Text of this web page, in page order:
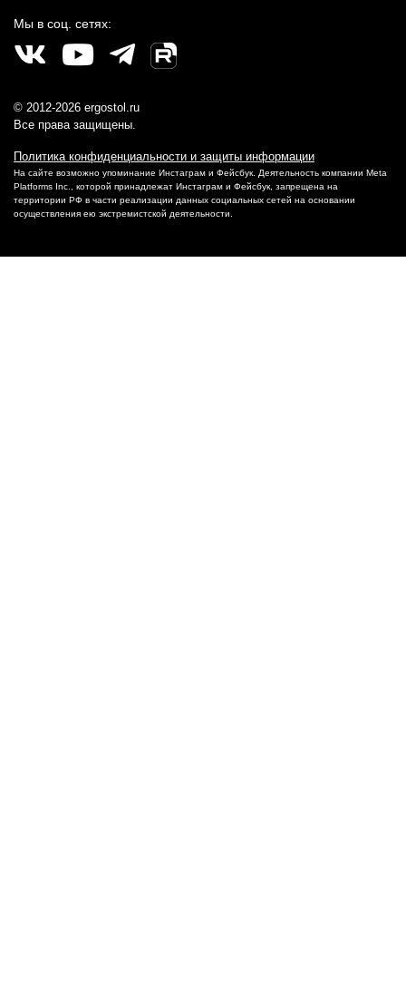
Мы в соц. сетях:
© 2012-2026 ergostol.ru
Все права защищены.
Политика конфиденциальности и защиты информации
На сайте возможно упоминание Инстаграм и Фейсбук. Деятельность компании Meta
Platforms Inc., которой принадлежат Инстаграм и Фейсбук, запрещена на
территории РФ в части реализации данных социальных сетей на основании
осуществления ею экстремистской деятельности.